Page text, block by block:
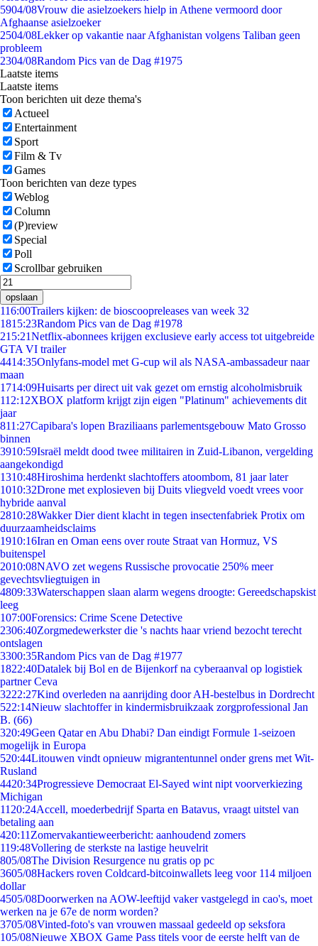
5904/08Vrouw die asielzoekers hielp in Athene vermoord door
Afghaanse asielzoeker
2504/08Lekker op vakantie naar Afghanistan volgens Taliban geen
probleem
2304/08Random Pics van de Dag #1975
Laatste items
Laatste items
Toon berichten uit deze thema's
Actueel
Entertainment
Sport
Film & Tv
Games
Toon berichten van deze types
Weblog
Column
(P)review
Special
Poll
Scrollbar gebruiken
opslaan
116:00Trailers kijken: de bioscoopreleases van week 32
1815:23Random Pics van de Dag #1978
215:21Netflix-abonnees krijgen exclusieve early access tot uitgebreide
GTA VI trailer
4414:35Onlyfans-model met G-cup wil als NASA-ambassadeur naar
maan
1714:09Huisarts per direct uit vak gezet om ernstig alcoholmisbruik
112:12XBOX platform krijgt zijn eigen "Platinum" achievements dit
jaar
811:27Capibara's lopen Braziliaans parlementsgebouw Mato Grosso
binnen
3910:59Israël meldt dood twee militairen in Zuid-Libanon, vergelding
aangekondigd
1310:48Hiroshima herdenkt slachtoffers atoombom, 81 jaar later
1010:32Drone met explosieven bij Duits vliegveld voedt vrees voor
hybride aanval
2810:28Wakker Dier dient klacht in tegen insectenfabriek Protix om
duurzaamheidsclaims
1910:16Iran en Oman eens over route Straat van Hormuz, VS
buitenspel
2010:08NAVO zet wegens Russische provocatie 250% meer
gevechtsvliegtuigen in
4809:33Waterschappen slaan alarm wegens droogte: Gereedschapskist
leeg
107:00Forensics: Crime Scene Detective
2306:40Zorgmedewerkster die 's nachts haar vriend bezocht terecht
ontslagen
3300:35Random Pics van de Dag #1977
1822:40Datalek bij Bol en de Bijenkorf na cyberaanval op logistiek
partner Ceva
3222:27Kind overleden na aanrijding door AH-bestelbus in Dordrecht
522:14Nieuw slachtoffer in kindermisbruikzaak zorgprofessional Jan
B. (66)
320:49Geen Qatar en Abu Dhabi? Dan eindigt Formule 1-seizoen
mogelijk in Europa
520:44Litouwen vindt opnieuw migrantentunnel onder grens met Wit-
Rusland
4420:34Progressieve Democraat El-Sayed wint nipt voorverkiezing
Michigan
11 20:24Accell, moederbedrijf Sparta en Batavus, vraagt uitstel van
betaling aan
420:11 Zomervakantieweerbericht: aanhoudend zomers
119:48Vollering de sterkste na lastige heuvelrit
805/08The Division Resurgence nu gratis op pc
3605/08Hackers roven Coldcard-bitcoinwallets leeg voor 114 miljoen
dollar
4505/08Doorwerken na AOW-leeftijd vaker vastgelegd in cao's, moet
werken na je 67e de norm worden?
3705/08Vinted-foto's van vrouwen massaal gedeeld op seksfora
105/08Nieuwe XBOX Game Pass titels voor de eerste helft van de